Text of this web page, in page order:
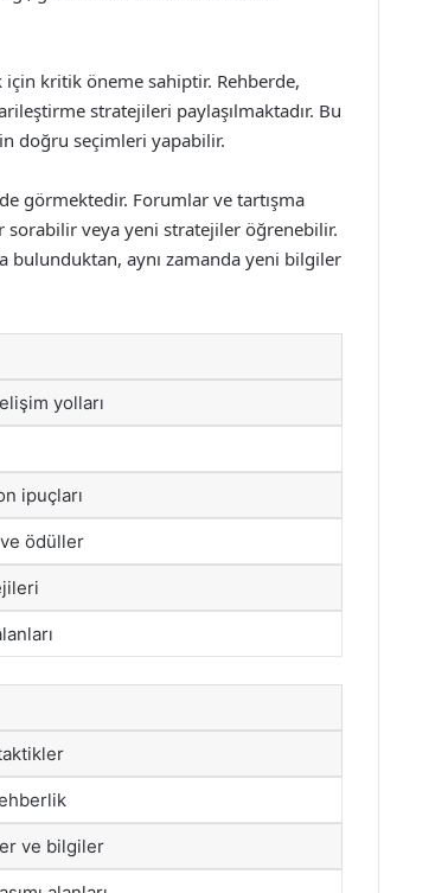
için kritik öneme sahiptir. Rehberde,
stratejileri paylaşılmaktadır. Bu
doğru seçimleri yapabilir.
görmektedir. Forumlar ve tartışma
sorabilir veya yeni stratejiler öğrenebilir.
bulunduktan, aynı zamanda yeni bilgiler
yolları
ipuçları
ödüller
ve bilgiler